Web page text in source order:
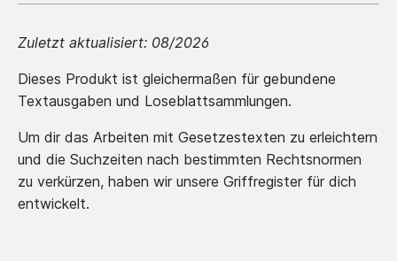
Zuletzt aktualisiert: 08/2026
Dieses Produkt ist gleichermaßen für gebundene
Textausgaben und Loseblattsammlungen.
Um dir das Arbeiten mit Gesetzestexten zu erleichtern
und die Suchzeiten nach bestimmten Rechtsnormen
zu verkürzen, haben wir unsere Griffregister für dich
entwickelt.